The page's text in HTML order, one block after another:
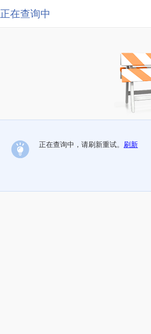
正在查询中
正在查询中，请刷新重试。 刷新